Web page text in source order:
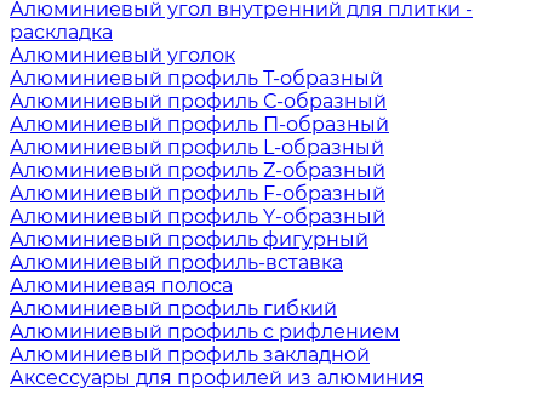
Алюминиевый угол внутренний для плитки -
раскладка
Алюминиевый уголок
Алюминиевый профиль Т-образный
Алюминиевый профиль С-образный
Алюминиевый профиль П-образный
Алюминиевый профиль L-образный
Алюминиевый профиль Z-образный
Алюминиевый профиль F-образный
Алюминиевый профиль Y-образный
Алюминиевый профиль фигурный
Алюминиевый профиль-вставка
Алюминиевая полоса
Алюминиевый профиль гибкий
Алюминиевый профиль с рифлением
Алюминиевый профиль закладной
Аксессуары для профилей из алюминия